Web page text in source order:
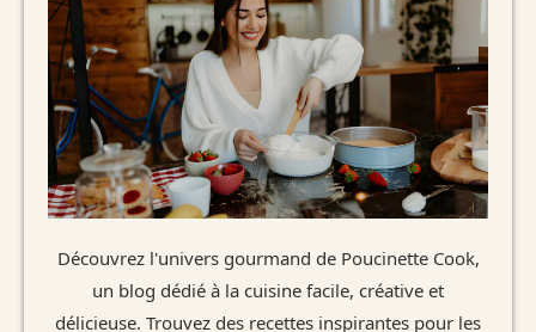
Découvrez l'univers gourmand de Poucinette Cook,
un blog dédié à la cuisine facile, créative et
délicieuse. Trouvez des recettes inspirantes pour les